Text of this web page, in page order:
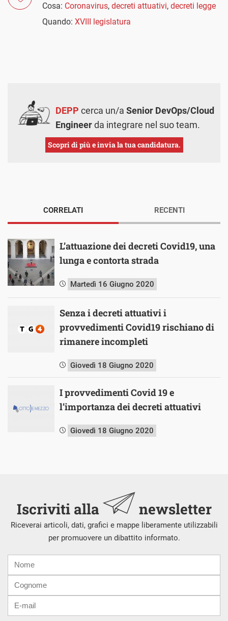
Cosa: Coronavirus, decreti attuativi, decreti legge
Quando: XVIII legislatura
DEPP cerca un/a Senior DevOps/Cloud
Engineerda integrare nel suo team.
Scopri di più e invia la tua candidatura.
CORRELATI
L’attuazione dei decreti Covid19, una
lunga e contorta strada
Martedì 16 Giugno 2020
Senza i decreti attuativi i
provvedimenti Covid19 rischiano di
rimanere incompleti
Giovedì 18 Giugno 2020
I provvedimenti Covid 19 e
l’importanza dei decreti attuativi
Giovedì 18 Giugno 2020
RECENTI
Iscriviti alla newsletter
Riceverai articoli, dati, grafici e mappe liberamente utilizzabili
per promuovere un dibattito informato.
mail